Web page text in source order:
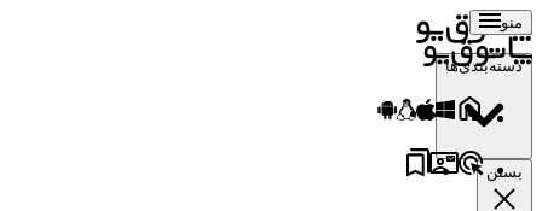
منو
دسته‌بندی‌ها
بستن